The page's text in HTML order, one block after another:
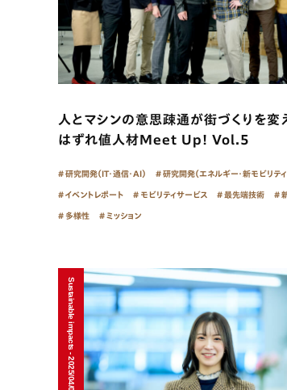
人とマシンの意思疎通が街づくりを
はずれ値人材Meet Up! Vol.5
研究開発（IT・通信・AI） 研究開発（エネルギー・新モビリティ
イベントレポート モビリティサービス 最先端技術
多様性 ミッション
Sustainable impacts - 2025/04/07